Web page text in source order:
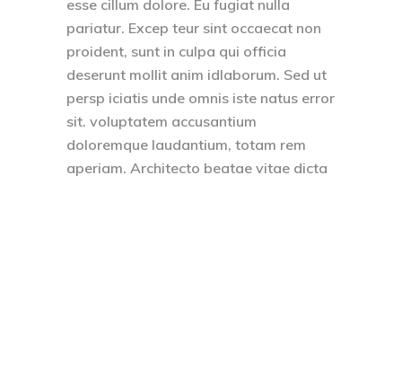
esse cillum dolore. Eu fugiat nulla
pariatur. Excep teur sint occaecat non
proident, sunt in culpa qui officia
deserunt mollit anim idlaborum. Sed ut
persp iciatis unde omnis iste natus error
sit. voluptatem accusantium
doloremque laudantium, totam rem
aperiam. Architecto beatae vitae dicta